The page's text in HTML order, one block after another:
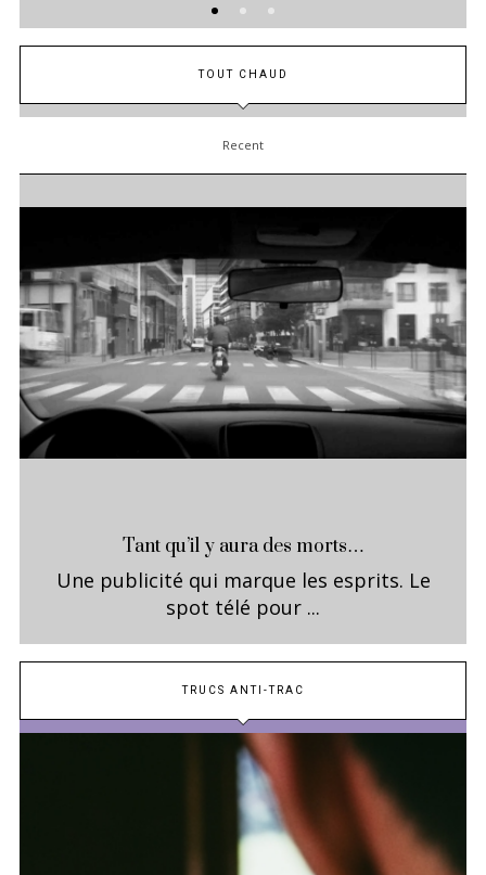
TOUT CHAUD
Recent
Tant qu’il y aura des morts…
Une publicité qui marque les esprits. Le
spot télé pour ...
TRUCS ANTI-TRAC